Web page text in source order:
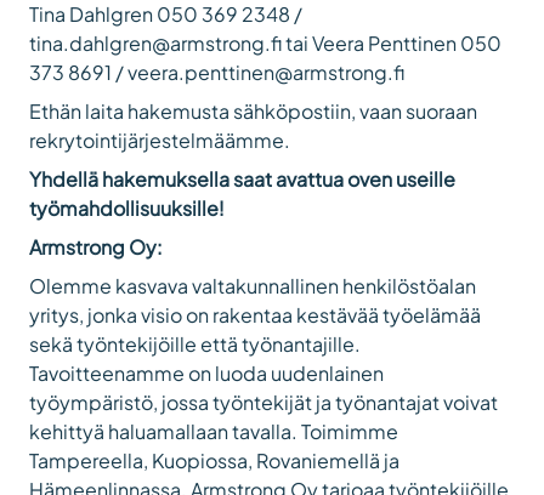
Tina Dahlgren 050 369 2348 /
tina.dahlgren@armstrong.fitai Veera Penttinen 050
373 8691 /veera.penttinen@armstrong.fi
Ethän laita hakemusta sähköpostiin, vaan suoraan
rekrytointijärjestelmäämme.
Yhdellä hakemuksella saat avattua oven useille
työmahdollisuuksille!
Armstrong Oy:
Olemme kasvava valtakunnallinen henkilöstöalan
yritys, jonka visio on rakentaa kestävää työelämää
sekä työntekijöille että työnantajille.
Tavoitteenamme on luoda uudenlainen
työympäristö, jossa työntekijät ja työnantajat voivat
kehittyä haluamallaan tavalla. Toimimme
Tampereella, Kuopiossa, Rovaniemellä ja
Hämeenlinnassa. Armstrong Oy tarjoaa työntekijöille